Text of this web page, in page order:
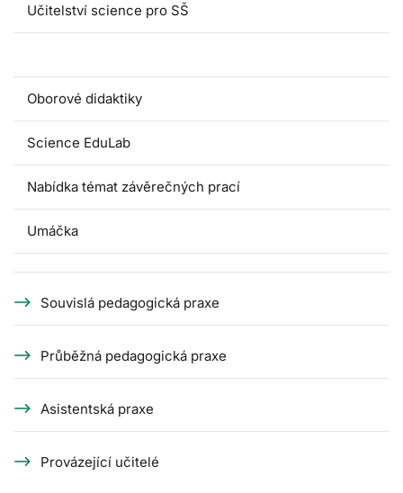
Učitelství science pro SŠ
Oborové didaktiky
Science EduLab
Nabídka témat závěrečných prací
Umáčka
Souvislá pedagogická praxe
Průběžná pedagogická praxe
Asistentská praxe
Provázející učitelé